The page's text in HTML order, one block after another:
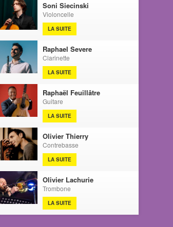
Soni Siecinski
Violoncelle
LA SUITE
Raphael Severe
Clarinette
LA SUITE
Raphaël Feuillâtre
Guitare
LA SUITE
Olivier Thierry
Contrebasse
LA SUITE
Olivier Lachurie
Trombone
LA SUITE